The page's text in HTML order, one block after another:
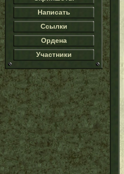
Написать
Ссылки
Ордена
Участники